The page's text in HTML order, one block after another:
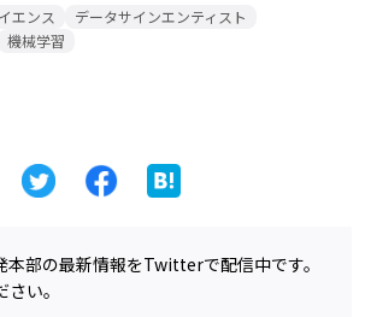
エンス
データサインエンティスト
機械学習
本部の最新情報をTwitterで配信中です。
い。